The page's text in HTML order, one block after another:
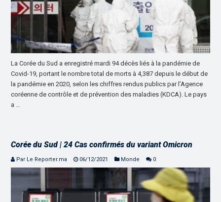
La Corée du Sud a enregistré mardi 94 décès liés à la pandémie de
Covid-19, portant le nombre total de morts à 4,387 depuis le début de
la pandémie en 2020, selon les chiffres rendus publics par l’Agence
coréenne de contrôle et de prévention des maladies (KDCA). Le pays
a …
Corée du Sud | 24 Cas confirmés du variant Omicron
Par Le Reporter.ma 06/12/2021 Monde 0